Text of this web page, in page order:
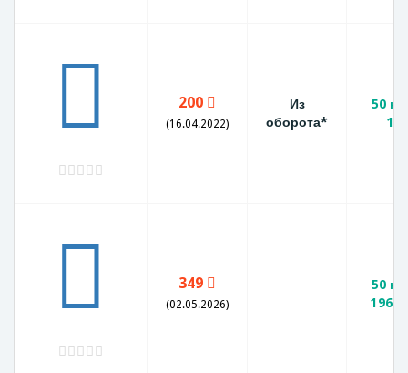
200
(16.04.2022)
Из
оборота*
50
349
(02.05.2026)
50
1966